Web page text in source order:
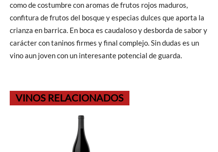
como de costumbre con aromas de frutos rojos maduros,
confitura de frutos del bosque y especias dulces que aporta la
crianza en barrica. En boca es caudaloso y desborda de sabor y
carácter con taninos firmes y final complejo. Sin dudas es un
vino aun joven con un interesante potencial de guarda.
VINOS RELACIONADOS